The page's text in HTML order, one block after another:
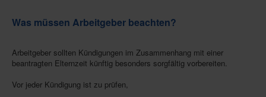
Was müssen Arbeitgeber beachten?
Arbeitgeber sollten Kündigungen im Zusammenhang mit einer
beantragten Elternzeit künftig besonders sorgfältig vorbereiten.
Vor jeder Kündigung ist zu prüfen,